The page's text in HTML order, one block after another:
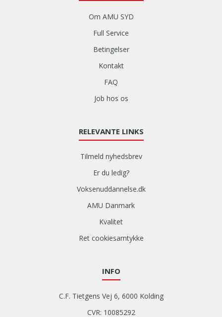
Om AMU SYD
Full Service
Betingelser
Kontakt
FAQ
Job hos os
RELEVANTE LINKS
Tilmeld nyhedsbrev
Er du ledig?
Voksenuddannelse.dk
AMU Danmark
Kvalitet
Ret cookiesamtykke
INFO
C.F. Tietgens Vej 6, 6000 Kolding
CVR: 10085292